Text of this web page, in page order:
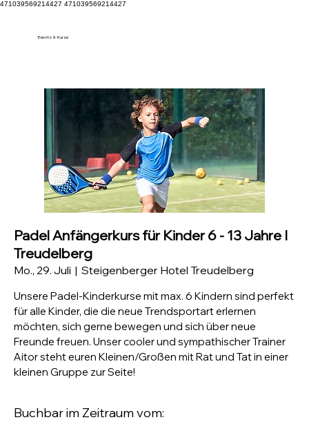
471039569214427 471039569214427
Events & Kurse
Padel Anfängerkurs für Kinder 6 - 13 Jahre I
Treudelberg
Mo., 29. Juli
  |
Steigenberger Hotel Treudelberg
Unsere Padel-Kinderkurse mit max. 6 Kindern sind perfekt
für alle Kinder, die die neue Trendsportart erlernen
möchten, sich gerne bewegen und sich über neue
Freunde freuen. Unser cooler und sympathischer Trainer
Aitor steht euren Kleinen/Großen mit Rat und Tat in einer
kleinen Gruppe zur Seite!
Buchbar im Zeitraum vom: